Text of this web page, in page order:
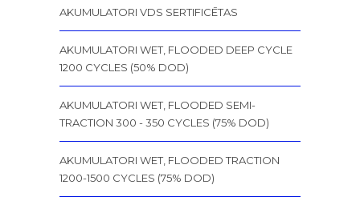
AKUMULATORI VDS SERTIFICĒTAS
AKUMULATORI WET, FLOODED DEEP CYCLE
1200 CYCLES (50% DOD)
AKUMULATORI WET, FLOODED SEMI-
TRACTION 300 - 350 CYCLES (75% DOD)
AKUMULATORI WET, FLOODED TRACTION
1200-1500 CYCLES (75% DOD)